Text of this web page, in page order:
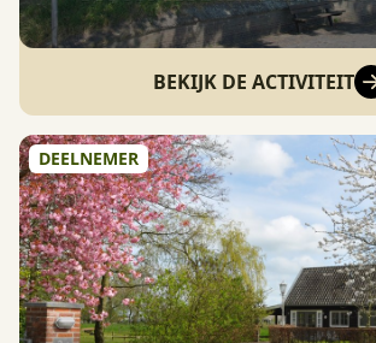
BEKIJK DE ACTIVITEIT
DEELNEMER